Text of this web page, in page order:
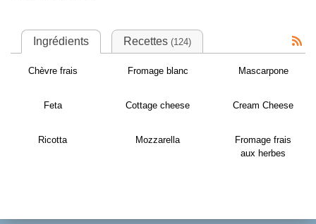
Ingrédients Recettes (124)
Chèvre frais Fromage blanc Mascarpone
Feta Cottage cheese Cream Cheese
Ricotta Mozzarella
Fromage frais
aux herbes